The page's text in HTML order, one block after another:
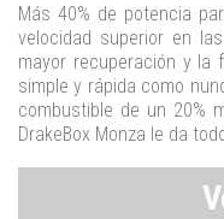
Más 40% de potencia
velocidad superior en
mayor recuperación y la
simple y rápida como
combustible de un 20%
DrakeBox Monza le da